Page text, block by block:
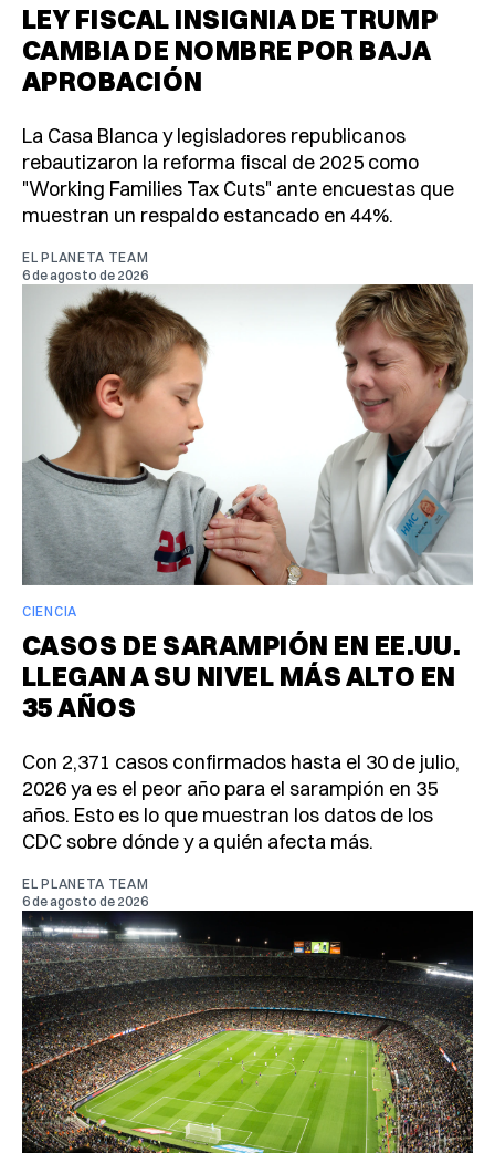
LEY FISCAL INSIGNIA DE TRUMP
CAMBIA DE NOMBRE POR BAJA
APROBACIÓN
La Casa Blanca y legisladores republicanos
rebautizaron la reforma fiscal de 2025 como
"Working Families Tax Cuts" ante encuestas que
muestran un respaldo estancado en 44%.
EL PLANETA TEAM
6 de agosto de 2026
CIENCIA
CASOS DE SARAMPIÓN EN EE.UU.
LLEGAN A SU NIVEL MÁS ALTO EN
35 AÑOS
Con 2,371 casos confirmados hasta el 30 de julio,
2026 ya es el peor año para el sarampión en 35
años. Esto es lo que muestran los datos de los
CDC sobre dónde y a quién afecta más.
EL PLANETA TEAM
6 de agosto de 2026